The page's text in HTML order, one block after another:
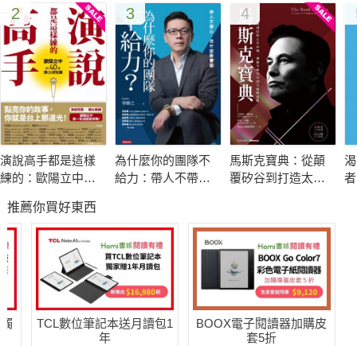
透過價值鏈分析，波特展現出：
如何了解成本特性？如何創造並持續成本優勢？
如何辨別會創造客戶價值的因素？如何成功地採行差異化策略？
如何選擇對企業有益的技術策略，以及技術領導廠商的優缺點？
如何分辨良性與惡性競爭對手？如何藉由競爭對手改善企業的競
爭地位？
如何劃分產業區段，並藉以形成持續、有利可圖的焦點化策略？
如何因應未來的不確定性？情境模擬該如何進行？
波特的理論，早已是知名商學院的必修課程。對於想領先群倫、
以及想尋找策略規劃指南的經理人而言，《競爭優勢》是不容錯
過的經典之作。
2
演說高手都是這樣
練的：歐陽立中的
3
為什麼你的團隊不
給力：帶人不帶
4
馬斯克寶典：從顛
覆矽谷到打造太空
推薦你買好東西
TCL數位筆記本送月讀包1
年
BOOX電子閱讀器加購皮
套5折